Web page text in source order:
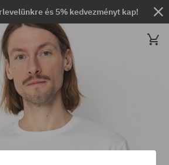
és 5% kedvezményt kap!